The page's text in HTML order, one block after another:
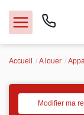
Acheter
Accueil A louer
Modifier ma